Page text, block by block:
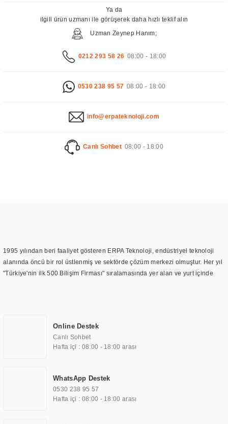
Ya da
ilgili ürün uzmanı ile görüşerek daha hızlı teklif alın
Uzman Zeynep Hanım;
0212 293 58 26 08:00 - 18:00
0530 238 95 57 08:00 - 18:00
info@erpateknoloji.com
Canlı Sohbet 08:00 - 18:00
1995 yılından beri faaliyet gösteren ERPA Teknoloji, endüstriyel teknoloji
alanında öncü bir rol üstlenmiş ve sektörde çözüm merkezi olmuştur. Her yıl
"Türkiye'nin ilk 500 Bilişim Firması" sıralamasında yer alan ve yurt içinde
TOCHI markası altında kendi ürettiği ürünlerde kullanmıştır. Günümüzde
TOCHI; videowall, digital signage, kiosk, totem, akıllı durak ekranı, araç içi
ekran, asansör ekranı, digital menüboard, marin ekran, medikal ekran,
ekranları, endüstriyel ekranlar, kapı önü bilgi ekranları, panel PC,
endüstriyel Panel PC, mini PC, endüstriyel mini PC ve akıllı bina sistemleri
gibi çözümleri 4.5" ile 110” boyutları arasında üretebilirken, ayrıca standart
Online Destek
Canlı Sohbet
Hafta içi : 08:00 - 18:00 arası
WhatsApp Destek
0530 238 95 57
Hafta içi : 08:00 - 18:00 arası